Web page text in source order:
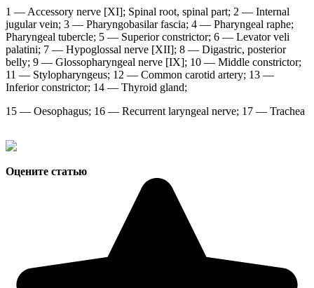
1 — Accessory nerve [XI]; Spinal root, spinal part; 2 — Internal
jugular vein; 3 — Pharyngobasilar fascia; 4 — Pharyngeal raphe;
Pharyngeal tubercle; 5 — Superior constrictor; 6 — Levator veli
palatini; 7 — Hypoglossal nerve [XII]; 8 — Digastric, posterior
belly; 9 — Glossopharyngeal nerve [IX]; 10 — Middle constrictor;
11 — Stylopharyngeus; 12 — Common carotid artery; 13 —
Inferior constrictor; 14 — Thyroid gland;
15 — Oesophagus; 16 — Recurrent laryngeal nerve; 17 — Trachea
Оцените статью